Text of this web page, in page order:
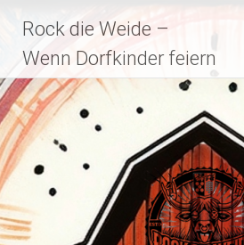
Inhalt
springen
Rock die Weide –
Wenn Dorfkinder feiern